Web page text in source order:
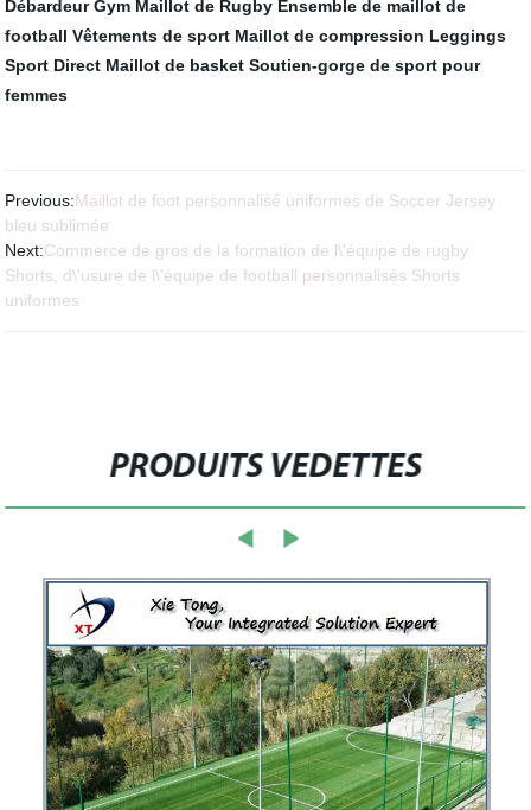
Débardeur Gym Maillot de Rugby Ensemble de maillot de
football Vêtements de sport Maillot de compression Leggings
Sport Direct Maillot de basket Soutien-gorge de sport pour
femmes
Previous:Maillot de foot personnalisé uniformes de Soccer Jersey
bleu sublimée
Next:Commerce de gros de la formation de l\'équipe de rugby
Shorts, d\'usure de l\'équipe de football personnalisés Shorts
uniformes
PRODUITS VEDETTES